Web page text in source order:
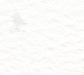
content